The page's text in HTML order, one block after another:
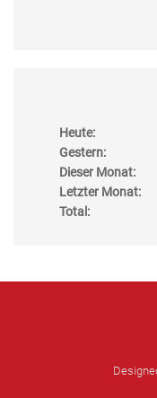
Heute:
Gestern:
Dieser Monat:
Letzter Monat:
Total: